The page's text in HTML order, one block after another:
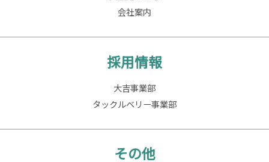
会社案内
採用情報
大吉事業部
タックルベリー事業部
その他